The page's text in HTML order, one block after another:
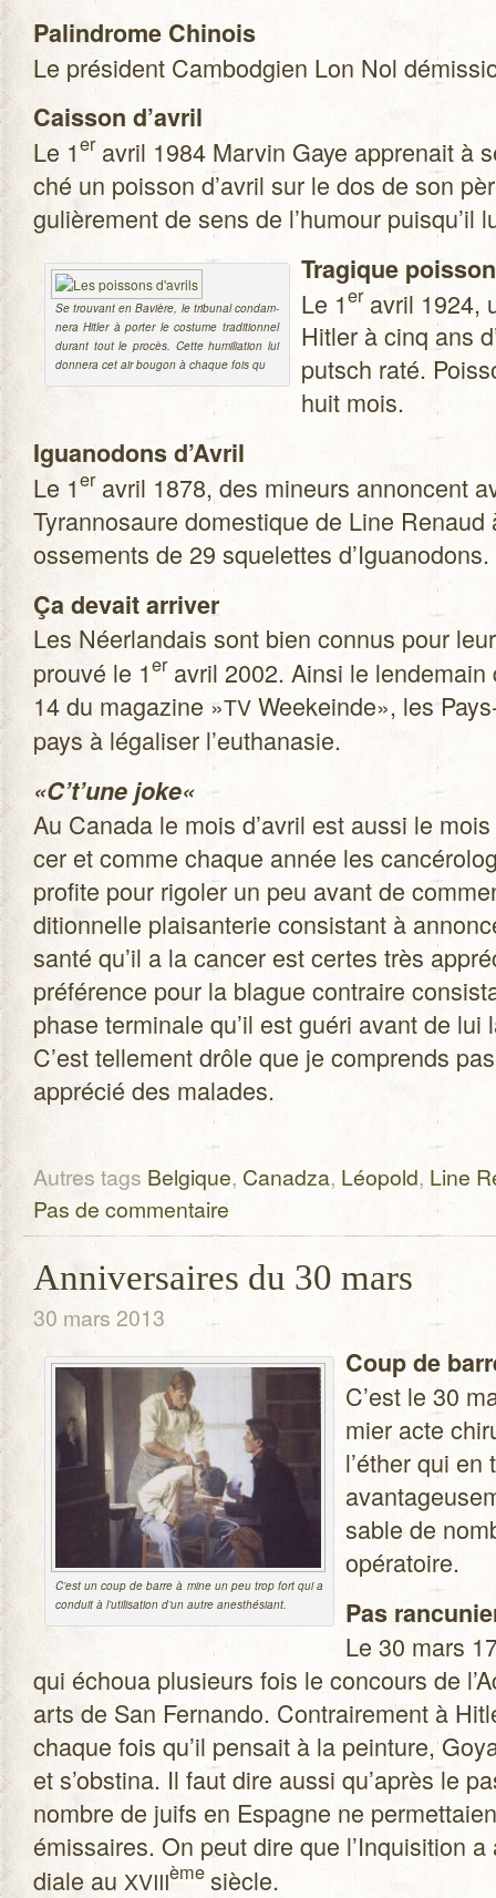
Palin­drome Chi­nois
Le pré­sident Cam­bod­gien Lon Nol
Cais­son d’avril
Le 1eravril 1984 Mar­vin Gaye appre­nait à
ché un pois­son d’avril sur le dos de son
gu­liè­re­ment de sens de l’humour puisqu’il
Se trou­vant en Bavière, le tri­bu­nal condam­
nera Hit­ler à por­ter le cos­tume tra­di­tion­nel
durant tout le pro­cès. Cette humi­lia­tion lui
don­nera cet air bou­gon à chaque fois qu
Tra­gique
Le 1eravril 1924,
Hit­ler à cinq ans
putsch raté.
huit mois.
Igua­no­dons d’Avril
Le 1eravril 1878, des mineurs annoncent
Tyran­no­saure domes­tique de Line
osse­ments de 29 sque­lettes d’Iguanodons.
Ça devait arri­ver
Les Néer­lan­dais sont bien connus pour
prouvé le 1eravril 2002. Ainsi le len­de­main
14 du maga­zine »TV Wee­keinde», les
pays à léga­li­ser l’euthanasie.
«C’t’une joke«
Au Canada le mois d’avril est aussi le
cer et comme chaque année les
pro­fite pour rigo­ler un peu avant de
di­tion­nelle plai­san­te­rie consis­tant à
santé qu’il a la can­cer est certes très
pré­fé­rence pour la blague contraire
phase ter­mi­nale qu’il est guéri avant de lui
C’est tel­le­ment drôle que je com­prends
appré­cié des malades.
Autres tags Belgique, Canadza, Léopold, Line
Pas de commentaire
Anniversaires du 30 mars
30 mars 2013
C’est un coup de barre à mine un peu trop fort qui a
conduit à l’utilisation d’un autre anesthésiant.
Coup de
C’est le 30
mier acte
l’éther qui en
sable de
opératoire.
Pas
Le 30 mars
qui échoua plu­sieurs fois le concours de
arts de San Fer­nando. Contrai­re­ment à
chaque fois qu’il pen­sait à la pein­ture,
et s’obstina. Il faut dire aussi qu’après le
nombre de juifs en Espagne ne
émis­saires. On peut dire que l’Inquisition
diale au XVIIIème siècle.